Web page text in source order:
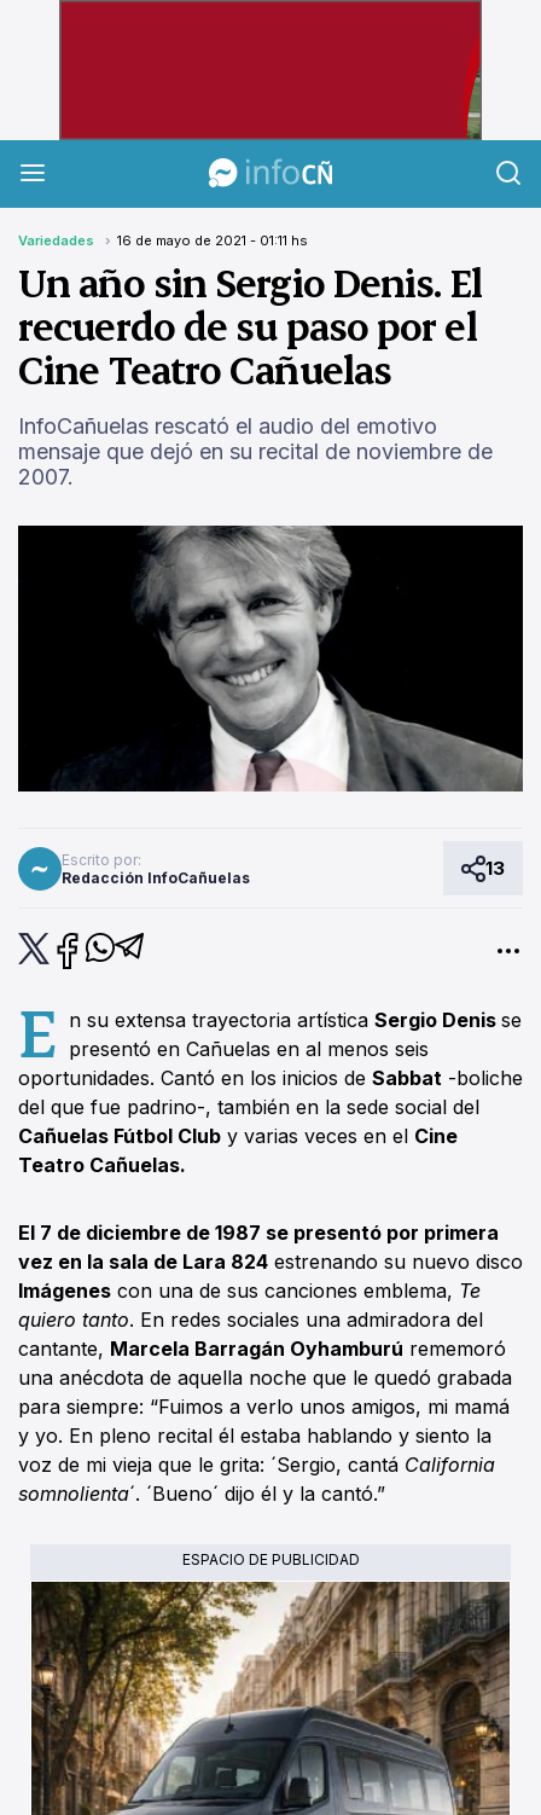
Variedades 16 de mayo de 2021 - 01:11 hs
Un año sin Sergio Denis. El
recuerdo de su paso por el
Cine Teatro Cañuelas
InfoCañuelas rescató el audio del emotivo
mensaje que dejó en su recital de noviembre de
2007.
Escrito por:
Redacción InfoCañuelas
13
E n su extensa trayectoria artísticaSergio Denisse
presentó en Cañuelas en al menos seis
oportunidades. Cantó en los inicios de Sabbat -boliche
del que fue padrino-, también en la sede social del
Cañuelas Fútbol Club y varias veces en el Cine
Teatro Cañuelas.
El 7 de diciembre de 1987 se presentó por primera
vez en la sala de Lara 824 estrenando su nuevo disco
Imágenes con una de sus canciones emblema, Te
quiero tanto. En redes sociales una admiradora del
cantante, Marcela Barragán Oyhamburú rememoró
una anécdota de aquella noche que le quedó grabada
para siempre: “Fuimos a verlo unos amigos, mi mamá
y yo. En pleno recital él estaba hablando y siento la
voz de mi vieja que le grita: ´Sergio, cantá California
somnolienta´. ´Bueno´ dijo él y la cantó.”
ESPACIO DE PUBLICIDAD